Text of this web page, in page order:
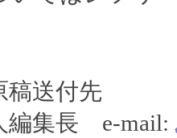
稿送付先
編集長 e-mail: